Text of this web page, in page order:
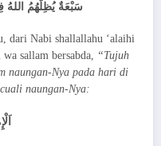
سَبْعَةٌ يُظِلُّهُمُ
dari Nabi shallallahu ‘alaihi
sallam bersabda, “Tujuh
naungan-Nya pada hari di
naungan-Nya: